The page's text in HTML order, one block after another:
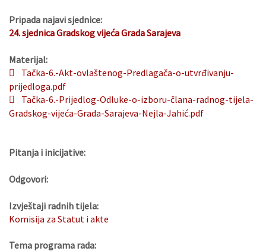
Pripada najavi sjednice:
24. sjednica Gradskog vijeća Grada Sarajeva
Materijal:
Tačka-6.-Akt-ovlaštenog-Predlagača-o-utvrđivanju-
prijedloga.pdf
Tačka-6.-Prijedlog-Odluke-o-izboru-člana-radnog-tijela-
Gradskog-vijeća-Grada-Sarajeva-Nejla-Jahić.pdf
Pitanja i inicijative:
Odgovori:
Izvještaji radnih tijela:
Komisija za Statut i akte
Tema programa rada: